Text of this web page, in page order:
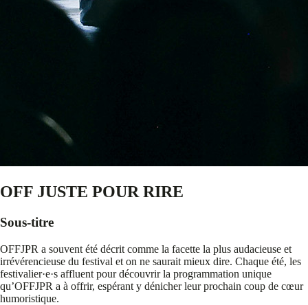
OFF JUSTE POUR RIRE
Sous-titre
OFFJPR a souvent été décrit comme la facette la plus audacieuse et
irrévérencieuse du festival et on ne saurait mieux dire. Chaque été, les
festivalier·e·s affluent pour découvrir la programmation unique
qu’OFFJPR a à offrir, espérant y dénicher leur prochain coup de cœur
humoristique.